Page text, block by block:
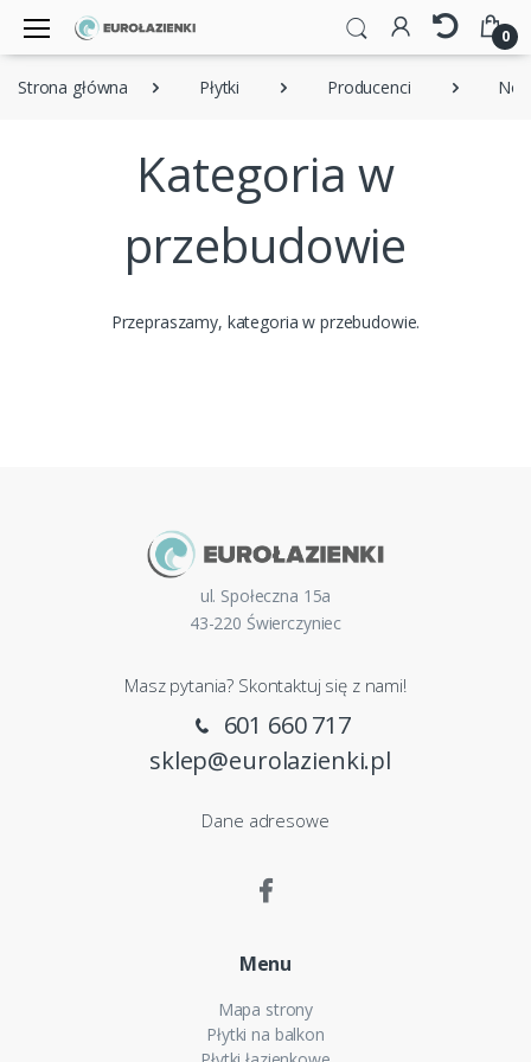
0
Strona główna Płytki Producenci
Kategoria w
przebudowie
Przepraszamy, kategoria w przebudowie.
ul. Społeczna 15a
43-220 Świerczyniec
Masz pytania? Skontaktuj się z nami!
601 660 717
sklep@eurolazienki.pl
Dane adresowe
Menu
Mapa strony
Płytki na balkon